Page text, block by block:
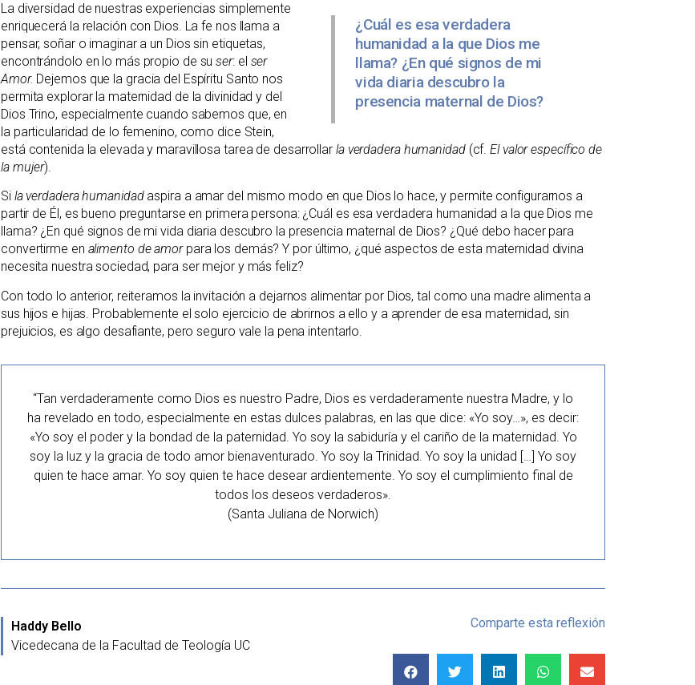
¿Cuál es esa verdadera
humanidad a la que Dios me
llama? ¿En qué signos de mi
vida diaria descubro la
presencia maternal de Dios?
La diversidad de nuestras experiencias simplemente
enriquecerá la relación con Dios. La fe nos llama a
pensar, soñar o imaginar a un Dios sin etiquetas,
encontrándolo en lo más propio de suser: el ser
Amor. Dejemos que la gracia del Espíritu Santo nos
permita explorar la maternidad de la divinidad y del
Dios Trino, especialmente cuando sabemos que, en
la particularidad de lo femenino, como dice Stein,
está contenida la elevada y maravillosa tarea de desarrollar la verdadera humanidad(cf. El valor específico de
la mujer).
Si la verdadera humanidadaspira a amar del mismo modo en que Dios lo hace, y permite configurarnos a
partir de Él, es bueno preguntarse en primera persona: ¿Cuál es esa verdadera humanidad a la que Dios me
llama? ¿En qué signos de mi vida diaria descubro la presencia maternal de Dios? ¿Qué debo hacer para
convertirme en alimento de amorpara los demás? Y por último, ¿qué aspectos de esta maternidad divina
necesita nuestra sociedad, para ser mejor y más feliz?
Con todo lo anterior, reiteramos la invitación a dejarnos alimentar por Dios, tal como una madre alimenta a
sus hijos e hijas. Probablemente el solo ejercicio de abrirnos a ello y a aprender de esa maternidad, sin
prejuicios, es algo desafiante, pero seguro vale la pena intentarlo.
“Tan verdaderamente como Dios es nuestro Padre, Dios es verdaderamente nuestra Madre, y lo
ha revelado en todo, especialmente en estas dulces palabras, en las que dice: «Yo soy…», es decir:
«Yo soy el poder y la bondad de la paternidad. Yo soy la sabiduría y el cariño de la maternidad. Yo
soy la luz y la gracia de todo amor bienaventurado. Yo soy la Trinidad. Yo soy la unidad […] Yo soy
quien te hace amar. Yo soy quien te hace desear ardientemente. Yo soy el cumplimiento final de
todos los deseos verdaderos».
(Santa Juliana de Norwich)
Haddy Bello
Vicedecana de la Facultad de Teología UC
Comparte esta reflexión